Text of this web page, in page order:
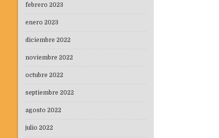
febrero 2023
enero 2023
diciembre 2022
noviembre 2022
octubre 2022
septiembre 2022
agosto 2022
julio 2022